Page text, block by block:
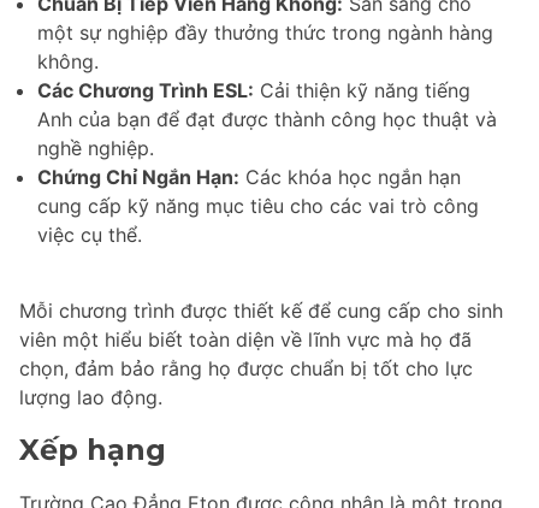
một sự nghiệp đầy thưởng thức trong ngành hàng
không.
Các Chương Trình ESL: Cải thiện kỹ năng tiếng
Anh của bạn để đạt được thành công học thuật và
nghề nghiệp.
Chứng Chỉ Ngắn Hạn: Các khóa học ngắn hạn
cung cấp kỹ năng mục tiêu cho các vai trò công
việc cụ thể.
Mỗi chương trình được thiết kế để cung cấp cho sinh
viên một hiểu biết toàn diện về lĩnh vực mà họ đã
chọn, đảm bảo rằng họ được chuẩn bị tốt cho lực
lượng lao động.
Xếp hạng
Trường Cao Đẳng Eton được công nhận là một trong